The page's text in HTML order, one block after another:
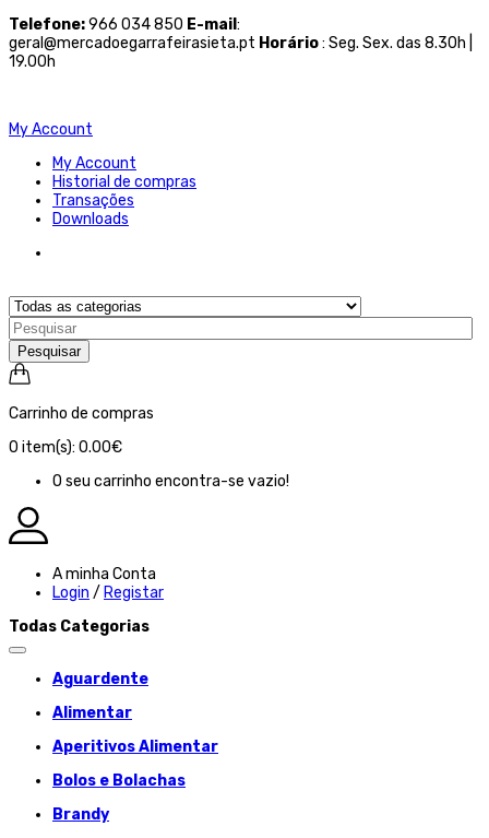
Telefone:966 034 850 E-mail :
geral@mercadoegarrafeirasieta.pt Horário: Seg. Sex. das 8.30h |
19.00h
My Account
My Account
Historial de compras
Transações
Downloads
Pesquisar
Carrinho de compras
0 item(s): 0.00€
O seu carrinho encontra-se vazio!
A minha Conta
Login / Registar
Todas Categorias
Aguardente
Alimentar
Aperitivos Alimentar
Bolos e Bolachas
Brandy